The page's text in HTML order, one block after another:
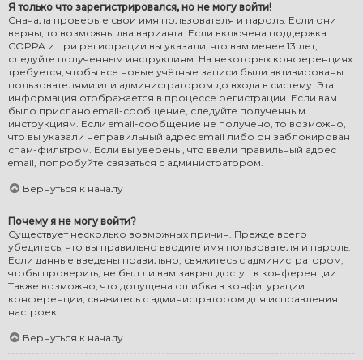
Я только что зарегистрировался, но не могу войти!
Сначала проверьте свои имя пользователя и пароль. Если они
верны, то возможны два варианта. Если включена поддержка
COPPA и при регистрации вы указали, что вам менее 13 лет,
следуйте полученным инструкциям. На некоторых конференциях
требуется, чтобы все новые учётные записи были активированы
пользователями или администратором до входа в систему. Эта
информация отображается в процессе регистрации. Если вам
было прислано email-сообщение, следуйте полученным
инструкциям. Если email-сообщение не получено, то возможно,
что вы указали неправильный адрес email либо он заблокирован
спам-фильтром. Если вы уверены, что ввели правильный адрес
email, попробуйте связаться с администратором.
Вернуться к началу
Почему я не могу войти?
Существует несколько возможных причин. Прежде всего
убедитесь, что вы правильно вводите имя пользователя и пароль.
Если данные введены правильно, свяжитесь с администратором,
чтобы проверить, не был ли вам закрыт доступ к конференции.
Также возможно, что допущена ошибка в конфигурации
конференции, свяжитесь с администратором для исправления
настроек.
Вернуться к началу